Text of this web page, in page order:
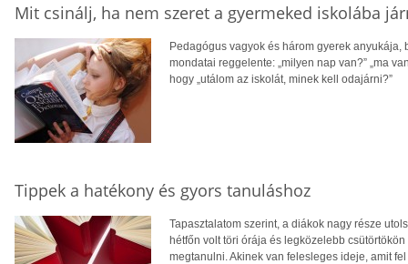
Mit csinálj, ha nem szeret a gyermeked iskolába
Pedagógus vagyok és három gyerek
mondatai reggelente: „milyen nap van?” „ma
hogy „utálom az iskolát, minek kell odajárni?”
Tippek a hatékony és gyors tanuláshoz
Tapasztalatom szerint, a diákok nagy része
hétfőn volt töri órája és legközelebb
megtanulni. Akinek van felesleges ideje, amit